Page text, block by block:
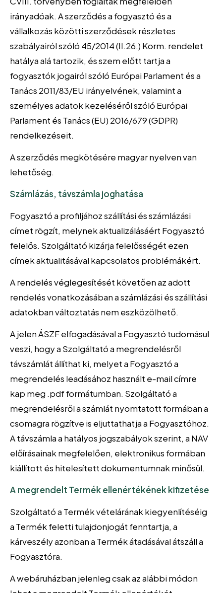
irányadóak. A szerződés a fogyasztó és a
vállalkozás közötti szerződések részletes
szabályairól szóló 45/2014 (II.26.) Korm. rendelet
hatálya alá tartozik, és szem előtt tartja a
fogyasztók jogairól szóló Európai Parlament és a
Tanács 2011/83/EU irányelvének, valamint a
személyes adatok kezeléséről szóló Európai
Parlament és Tanács (EU) 2016/679 (GDPR)
rendelkezéseit.
A szerződés megkötésére magyar nyelven van
lehetőség.
Számlázás, távszámla joghatása
Fogyasztó a profiljához szállítási és számlázási
címet rögzít, melynek aktualizálásáért Fogyasztó
felelős. Szolgáltató kizárja felelősségét ezen
címek aktualitásával kapcsolatos problémákért.
A rendelés véglegesítését követően az adott
rendelés vonatkozásában a számlázási és szállítási
adatokban változtatás nem eszközölhető.
A jelen ÁSZF elfogadásával a Fogyasztó tudomásul
veszi, hogy a Szolgáltató a megrendelésről
távszámlát állíthat ki, melyet a Fogyasztó a
megrendelés leadásához használt e-mail címre
kap meg .pdf formátumban. Szolgáltató a
megrendelésről a számlát nyomtatott formában a
csomagra rögzítve is eljuttathatja a Fogyasztóhoz.
A távszámla a hatályos jogszabályok szerint, a NAV
előírásainak megfelelően, elektronikus formában
kiállított és hitelesített dokumentumnak minősül.
A megrendelt Termék ellenértékének kifizetése
Szolgáltató a Termék vételárának kiegyenlítéséig
a Termék feletti tulajdonjogát fenntartja, a
kárveszély azonban a Termék átadásával átszáll a
Fogyasztóra.
A webáruházban jelenleg csak az alábbi módon